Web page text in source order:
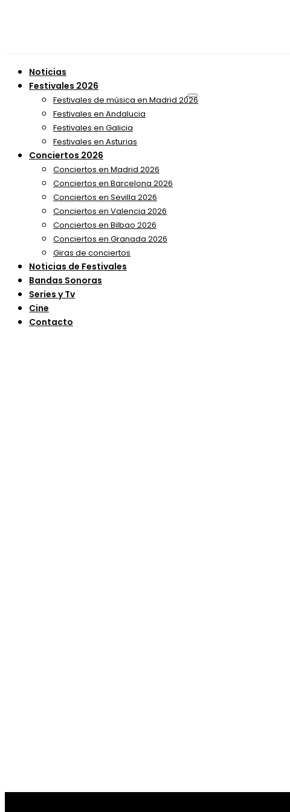
Noticias
Festivales 2026
Festivales de música en Madrid 2026
Festivales en Andalucia
Festivales en Galicia
Festivales en Asturias
Conciertos 2026
Conciertos en Madrid 2026
Conciertos en Barcelona 2026
Conciertos en Sevilla 2026
Conciertos en Valencia 2026
Conciertos en Bilbao 2026
Conciertos en Granada 2026
Giras de conciertos
Noticias de Festivales
Bandas Sonoras
Series y Tv
Cine
Contacto